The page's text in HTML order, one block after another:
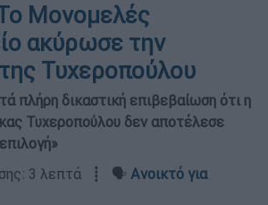
Μονομελές
ακύρωσε την
Τυχεροπούλου
πλήρη δικαστική επιβεβαίωση ότι η
Τυχεροπούλου δεν αποτέλεσε
3 λεπτά ┋ 🗣️ Ανοικτό για